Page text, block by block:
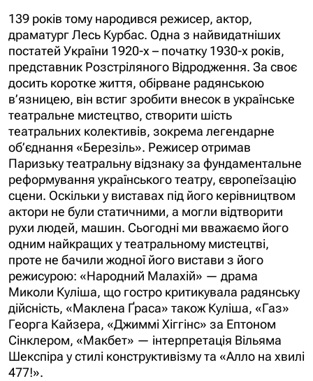
139 років тому народився режисер, актор,
драматург Лесь Курбас. Одна з найвидатніших
постатей України 1920-х – початку 1930-х років,
представник Розстріляного Відродження. За своє
досить коротке життя, обірване радянською
в’язницею, він встиг зробити внесок в українське
театральне мистецтво, створити шість
театральних колективів, зокрема легендарне
об’єднання «Березіль». Режисер отримав
Паризьку театральну відзнаку за фундаментальне
реформування українського театру, європеїзацію
сцени. Оскільки у виставах під його керівництвом
актори не були статичними, а могли відтворити
рухи людей, машин. Сьогодні ми вважаємо його
одним найкращих у театральному мистецтві,
проте не бачили жодної його вистави з його
режисурою: «Народний Малахій» — драма
Миколи Куліша, що гостро критикувала радянську
дійсність, «Маклена Ґраса» також Куліша, «Газ»
Георга Кайзера, «Джиммі Хіггінс» за Ептоном
Сінклером, «Макбет» — інтерпретація Вільяма
Шекспіра у стилі конструктивізму та «Алло на хвилі
477!».